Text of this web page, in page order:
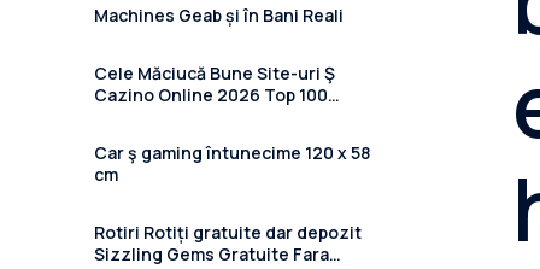
Machines Geab și în Bani Reali
Cele Măciucă Bune Site-uri Ş
Cazino Online 2026 Top 100
Car ş gaming întunecime 120 x 58
cm
Rotiri Rotiți gratuite dar depozit
Sizzling Gems Gratuite Fara